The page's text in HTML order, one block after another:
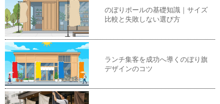
のぼりポールの基礎知識｜サイズ
比較と失敗しない選び方
ランチ集客を成功へ導くのぼり旗
デザインのコツ